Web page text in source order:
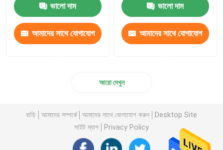
ভালো দাম
আমাদের সাথে যোগাযোগ
ভালো দাম
আমাদের সাথে যোগাযোগ
আরো দেখুন
বাড়ি আমাদের সম্পর্কে আমাদের সাথে যোগাযোগ করুন
Desktop Site
সাইট ম্যাপ
Privacy Policy